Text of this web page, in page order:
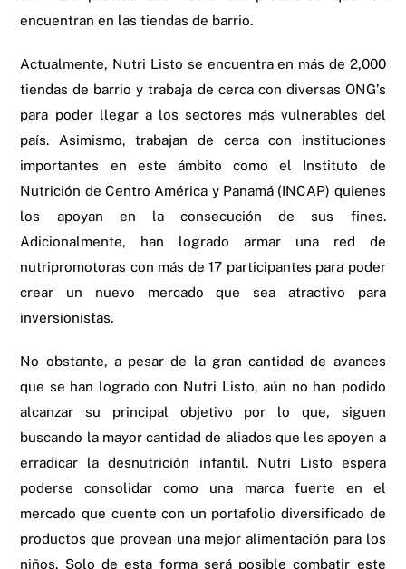
encuentran en las tiendas de barrio.
Actualmente, Nutri Listo se encuentra en más de 2,000
tiendas de barrio y trabaja de cerca con diversas ONG’s
para poder llegar a los sectores más vulnerables del
país. Asimismo, trabajan de cerca con instituciones
importantes en este ámbito como el Instituto de
Nutrición de Centro América y Panamá (INCAP) quienes
los apoyan en la consecución de sus fines.
Adicionalmente, han logrado armar una red de
nutripromotoras con más de 17 participantes para poder
crear un nuevo mercado que sea atractivo para
inversionistas.
No obstante, a pesar de la gran cantidad de avances
que se han logrado con Nutri Listo, aún no han podido
alcanzar su principal objetivo por lo que, siguen
buscando la mayor cantidad de aliados que les apoyen a
erradicar la desnutrición infantil. Nutri Listo espera
poderse consolidar como una marca fuerte en el
mercado que cuente con un portafolio diversificado de
productos que provean una mejor alimentación para los
niños. Solo de esta forma será posible combatir este